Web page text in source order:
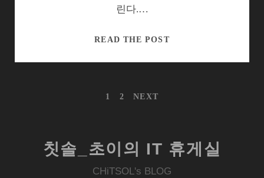
린다.…
READ THE POST올
험
을
안
1 2 NEXT
칫솔_초이의 IT 휴게실
CHiTSOL's BLOG